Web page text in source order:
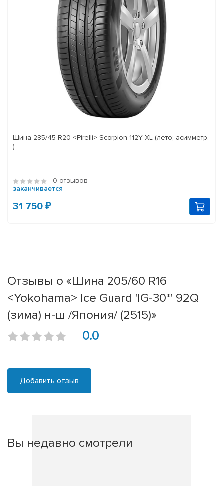
Шина 285/45 R20 <Pirelli> Scorpion 112Y XL (лето; асимметр.
)
0 отзывов
заканчивается
31 750 ₽
Отзывы о «Шина 205/60 R16
<Yokohama> Ice Guard 'IG-30*' 92Q
(зима) н-ш /Япония/ (2515)»
0.0
Добавить отзыв
Вы недавно смотрели